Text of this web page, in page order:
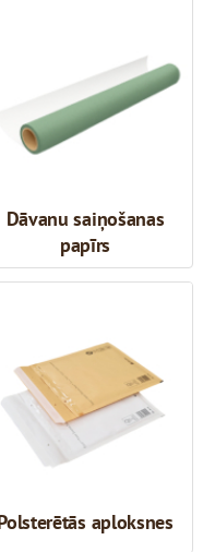
Dāvanu saiņošanas
papīrs
aploksnes